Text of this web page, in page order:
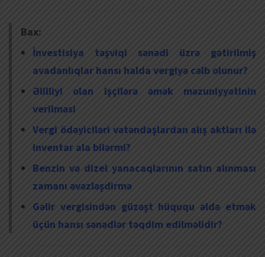
Bax:
İnvestisiya təşviqi sənədi üzrə gətirilmiş
avadanlıqlar hansı halda vergiyə cəlb olunur?
Əlilliyi olan işçilərə əmək məzuniyyətinin
verilməsi
Vergi ödəyiciləri vətəndaşlardan alış aktları ilə
inventar ala bilərmi?
Benzin və dizel yanacaqlarının satın alınması
zamanı əvəzləşdirmə
Gəlir vergisindən güzəşt hüququ əldə etmək
üçün hansı sənədlər təqdim edilməlidir?